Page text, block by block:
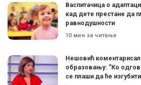
Васпитачица о
кад дете престане да
равнодушности
10 мин за читање
Нешовић
образовању: ”Ко
се плаши да ће